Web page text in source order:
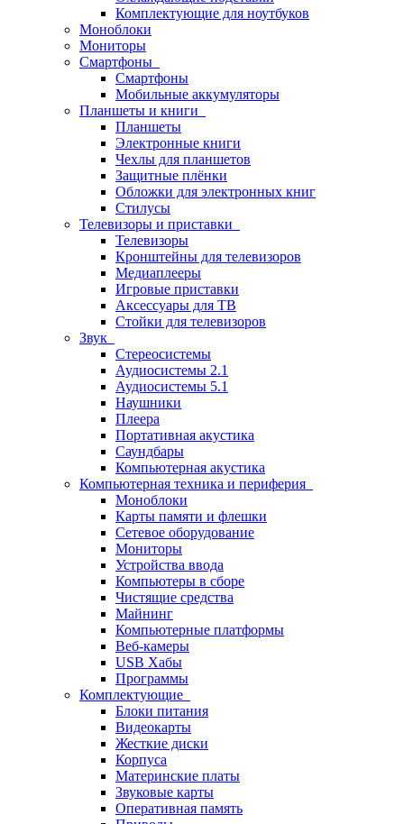
Комплектующие для ноутбуков
Моноблоки
Мониторы
Смартфоны
Смартфоны
Мобильные аккумуляторы
Планшеты и книги
Планшеты
Электронные книги
Чехлы для планшетов
Защитные плёнки
Обложки для электронных книг
Стилусы
Телевизоры и приставки
Телевизоры
Кронштейны для телевизоров
Медиаплееры
Игровые приставки
Аксессуары для ТВ
Стойки для телевизоров
Звук
Стереосистемы
Аудиосистемы 2.1
Аудиосистемы 5.1
Наушники
Плеера
Портативная акустика
Саундбары
Компьютерная акустика
Компьютерная техника и периферия
Моноблоки
Карты памяти и флешки
Сетевое оборудование
Мониторы
Устройства ввода
Компьютеры в сборе
Чистящие средства
Майнинг
Компьютерные платформы
Веб-камеры
USB Хабы
Программы
Комплектующие
Блоки питания
Видеокарты
Жесткие диски
Корпуса
Материнские платы
Звуковые карты
Оперативная память